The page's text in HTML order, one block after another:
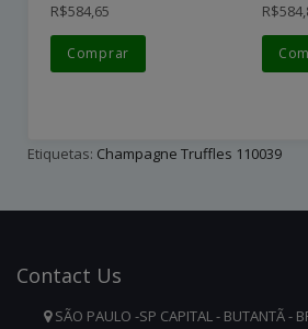
R$584,65
Comprar
Etiquetas: Champagne Truffles 110039
Contact Us
SÃO PAULO -SP CAPITAL - BUTANTÃ -